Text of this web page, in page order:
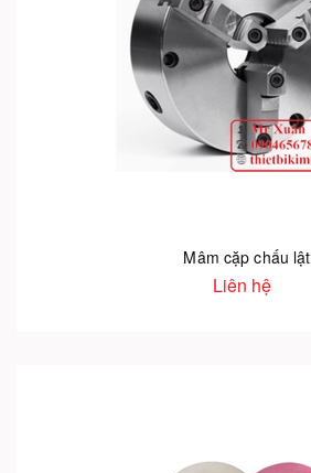
Mâm cặp chấu lật
Liên hệ